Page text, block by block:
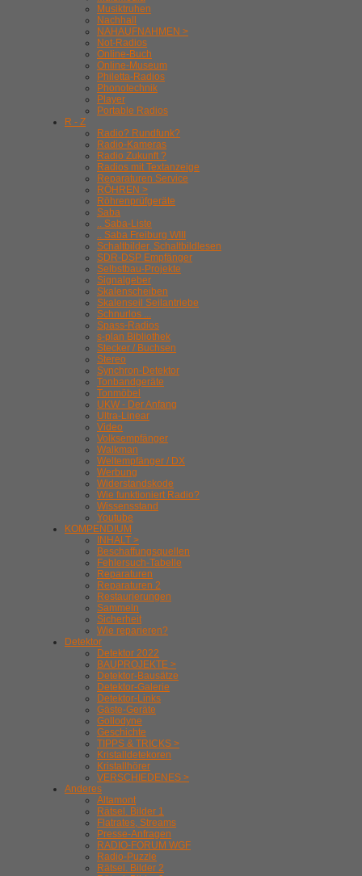
Musiktruhen
Nachhall
NAHAUFNAHMEN >
Not-Radios
Online-Buch
Online-Museum
Philetta-Radios
Phonotechnik
Player
Portable Radios
R - Z
Radio? Rundfunk?
Radio-Kameras
Radio Zukunft ?
Radios mit Textanzeige
Reparaturen Service
RÖHREN >
Röhrenprüfgeräte
Saba
.. Saba-Liste
.. Saba Freiburg WIII
Schaltbilder, Schaltbildlesen
SDR-DSP Empfänger
Selbstbau-Projekte
Signalgeber
Skalenscheiben
Skalenseil Seilantriebe
Schnurlos ...
Spass-Radios
s-plan Bibliothek
Stecker / Buchsen
Stereo
Synchron-Detektor
Tonbandgeräte
Tonmöbel
UKW - Der Anfang
Ultra-Linear
Video
Volksempfänger
Walkman
Weltempfänger / DX
Werbung
Widerstandskode
Wie funktioniert Radio?
Wissensstand
Youtube
KOMPENDIUM
INHALT >
Beschaffungsquellen
Fehlersuch-Tabelle
Reparaturen
Reparaturen 2
Restaurierungen
Sammeln
Sicherheit
Wie reparieren?
Detektor
Detektor 2022
BAUPROJEKTE >
Detektor-Bausätze
Detektor-Galerie
Detektor-Links
Gäste-Geräte
Gollodyne
Geschichte
TIPPS & TRICKS >
Kristalldetekoren
Kristallhörer
VERSCHIEDENES >
Anderes
Altamont
Rätsel. Bilder 1
Flatrates, Streams
Presse-Anfragen
RADIO-FORUM WGF
Radio-Puzzle
Rätsel. Bilder 2